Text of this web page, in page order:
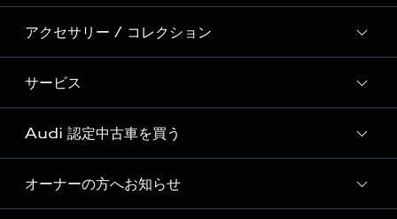
Audi Sport
Formula 1®
デジタルサービス
新車在庫検索
試乗車・展示車検索
見積り依頼
試乗予約
モデル一覧
特別仕様モデル / 限定モデル
e-tronラインアップ
価格シミュレーション
車両比較
アクセサリー / コレクション
純正アクセサリー
オンラインショップ
Audi collection
アウディナビアプリ
サービス
サービス入庫予約
サービスプログラム
メンテナンス
Audi 認定中古車を買う
Audi認定中古車
オーナーの方へお知らせ